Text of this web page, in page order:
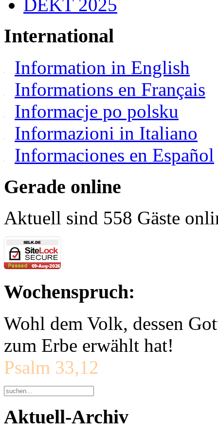
DEKT 2025
International
Information in English
Informations en Français
Informacje po polsku
Informazioni in Italiano
Informaciones en Español
Gerade online
Aktuell sind 558 Gäste
Wochenspruch:
Wohl dem Volk, dessen
zum Erbe erwählt hat!
Psalm 33,12
Aktuell-Archiv